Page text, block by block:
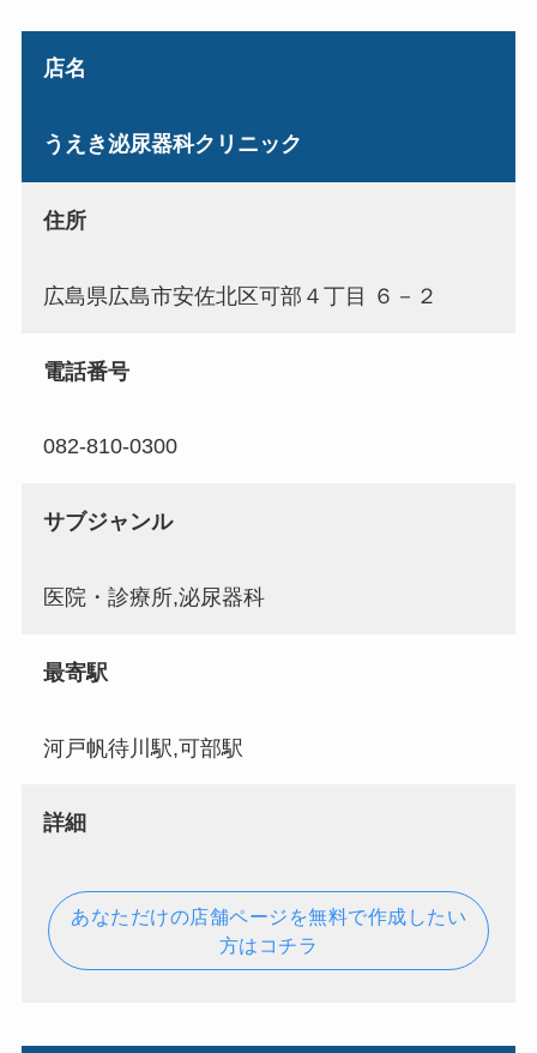
店名
うえき泌尿器科クリニック
住所
広島県広島市安佐北区可部４丁目 ６－２
電話番号
082-810-0300
サブジャンル
医院・診療所,泌尿器科
最寄駅
河戸帆待川駅,可部駅
詳細
あなただけの店舗ページを無料で作成したい
方はコチラ